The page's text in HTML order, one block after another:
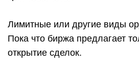
Лимитные или другие виды
Пока что биржа предлагает
открытие сделок.